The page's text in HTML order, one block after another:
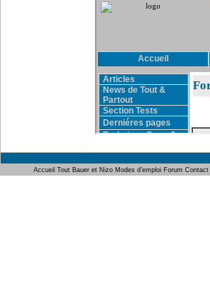
Accueil Tout Bauer et Nizo Modes d'emploi Forum Contact